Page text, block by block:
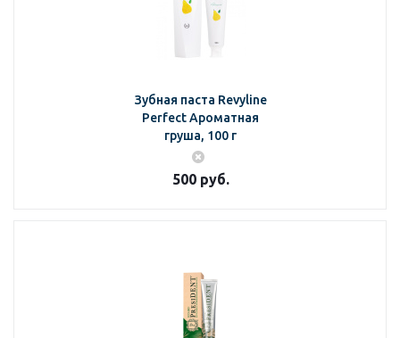
Зубная паста Revyline
Perfect Ароматная
груша, 100 г
500руб.